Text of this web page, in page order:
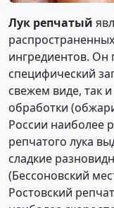
Лук репчатый
ингредиентов. Он
специфический
свежем виде, так
обработки
России наиболее
репчатого лука
сладкие
(Бессоновский
Ростовский